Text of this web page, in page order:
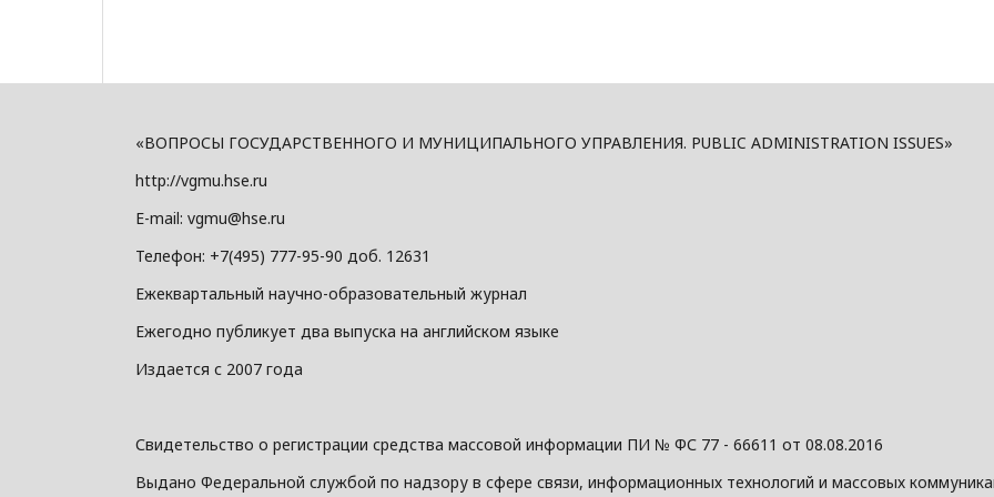
«ВОПРОСЫ ГОСУДАРСТВЕННОГО И МУНИЦИПАЛЬНОГО УПРАВЛЕНИЯ. PUBLIC ADMINISTRATION ISSUES»
http://vgmu.hse.ru
E-mail: vgmu@hse.ru
Телефон: +7(495) 777-95-90 доб. 12631
Ежеквартальный научно-образовательный журнал
Ежегодно публикует два выпуска на английском языке
Издается с 2007 года
Свидетельство о регистрации средства массовой информации ПИ № ФС 77 - 66611 от 08.08.2016
Выдано Федеральной службой по надзору в сфере связи, информационных технологий и массовых